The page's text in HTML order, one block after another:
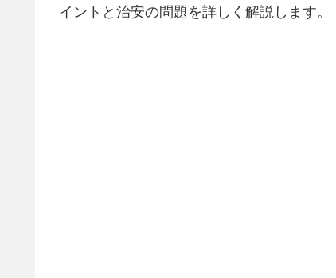
イントと治安の問題を詳しく解説します。